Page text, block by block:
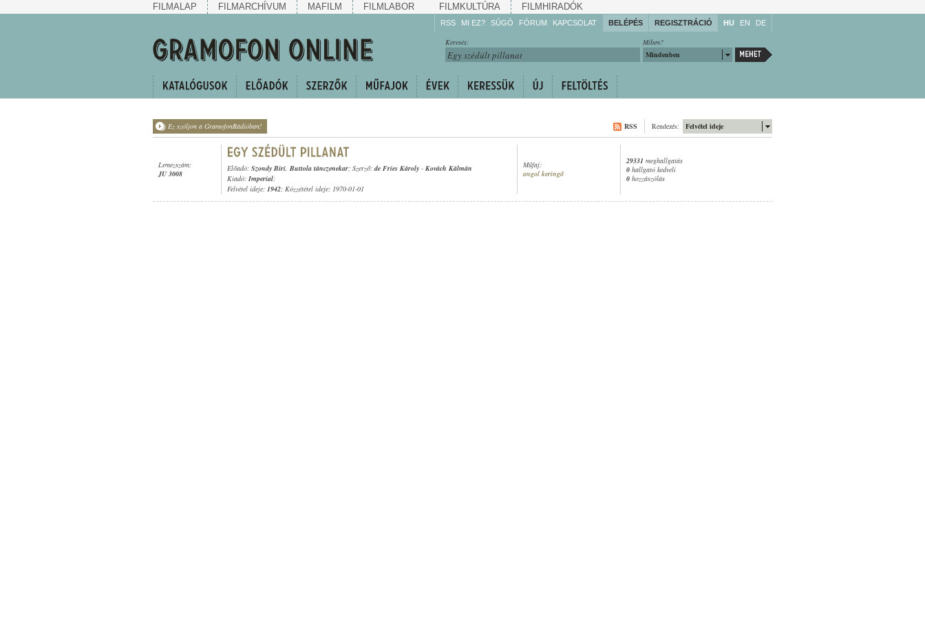
FILMALAP FILMARCHÍVUM MAFILM FILMLABOR FILMKULTÚRA FILMHIRADÓK
RSS MI EZ? SÚGÓ
Gyarapítsa!
Kövesse!
FÓRUM KAPCSOLAT BELÉPÉS REGISZTRÁCIÓ HU EN DE
Miben?
Mindenben
Keresés:
Ez szóljon a GramofonRádióban! Felvétel ideje
Rendezés:
RSS
Lemezszám:
JU 3008
Előadó: Szondy Biri, Buttola tánczenekar; Szerző:de Fries Károly - Kovách Kálmán
Kiadó: Imperial;
Felvétel ideje: 1942; Közzététel ideje: 1970-01-01
Műfaj:
angol keringő
29331 meghallgatás
0 hallgató kedveli
0 hozzászólás